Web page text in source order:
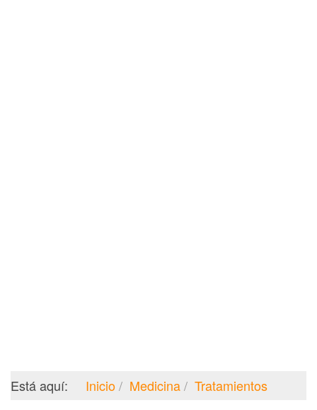
Está aquí: Inicio Medicina Tratamientos